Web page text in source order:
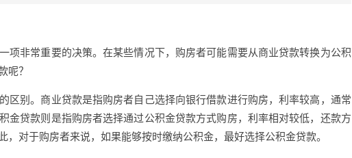
项非常重要的决策。在某些情况下，购房者可能需要从商业贷款转换为公积
呢？
区别。商业贷款是指购房者自己选择向银行借款进行购房，利率较高，通常
金贷款则是指购房者选择通过公积金贷款方式购房，利率相对较低，还款方
对于购房者来说，如果能够按时缴纳公积金，最好选择公积金贷款。